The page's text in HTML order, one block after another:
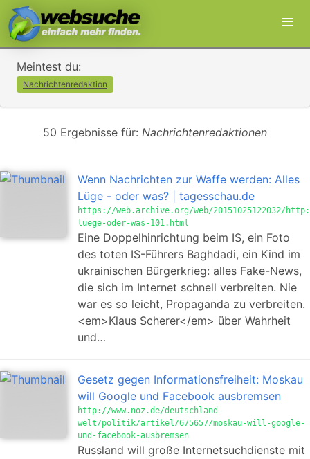
Meintest du:
Nachrichtenredaktion
50 Ergebnisse für: Nachrichtenredaktionen
Wenn Nachrichten zur Waffe werden: Alles
Lüge - oder was? | tagesschau.de
https://web.archive.org/web/20151025122032/
luege-oder-was-101.html
Eine Doppelhinrichtung beim IS, ein Foto
des toten IS-Führers Baghdadi, ein Kind im
ukrainischen Bürgerkrieg: alles Fake-News,
die sich im Internet schnell verbreiten. Nie
war es so leicht, Propaganda zu verbreiten.
<em>Klaus Scherer</em> über Wahrheit
und…
Gesetz gegen Informationsfreiheit: Moskau
will Google und Facebook ausbremsen
http://www.noz.de/deutschland-
welt/politik/artikel/675657/moskau-will-google-
und-facebook-ausbremsen
Russland will große Internetsuchdienste mit